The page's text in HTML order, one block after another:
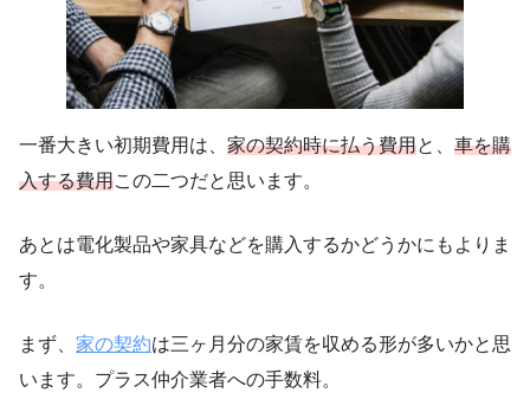
一番大きい初期費用は、 家の契約時に払う費用と、 車を購
入する費用この二つだと思います。
あとは電化製品や家具などを購入するかどうかにもよりま
す。
まず、 家の契約は三ヶ月分の家賃を収める形が多いかと思
います。プラス仲介業者への手数料。